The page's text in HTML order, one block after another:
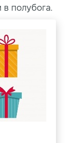
полубога.